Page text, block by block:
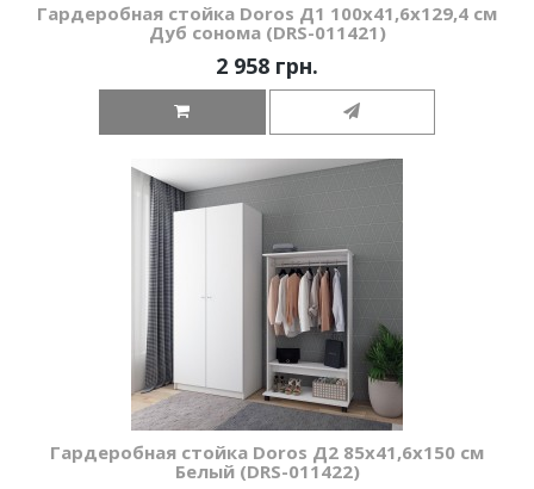
Гардеробная стойка Doros Д1 100х41,6х129,4 см
Дуб сонома (DRS-011421)
2 958 грн.
Гардеробная стойка Doros Д2 85х41,6х150 см
Белый (DRS-011422)